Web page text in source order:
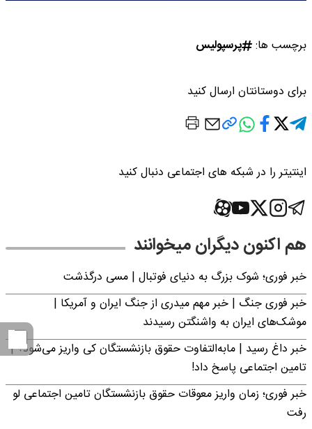
برچسب ها: پرسپولیس
برای دوستانتان ارسال کنید
اینتیتر را در شبکه های اجتماعی دنبال کنید
هم اکنون دیگران میخوانند
خبر فوری؛‌ شوک بزرگ به دنیای فوتبال | مسی درگذشت
خبر فوری جنگ | خبر مهم میدری از جنگ ایران و آمریکا |
موشک‌های ایران به واشنگتن رسیدند
خبر داغ رسید | مابه‌التفاوت حقوق بازنشستگان کی واریز می‌شود؟ |
تامین اجتماعی پاسخ داد!
خبر فوری؛ زمان واریز معوقات حقوق بازنشستگان تامین اجتماعی لو
رفت